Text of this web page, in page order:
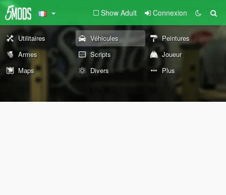
Show Adult Connexion
Utilitaires Véhicules
Peintures
Armes
Scripts
Joueur
Maps
Divers Plus